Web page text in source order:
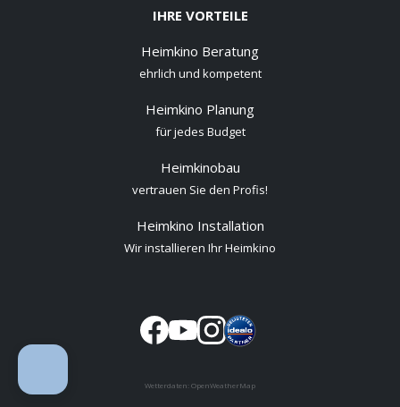
IHRE VORTEILE
Heimkino Beratung
ehrlich und kompetent
Heimkino Planung
für jedes Budget
Heimkinobau
vertrauen Sie den Profis!
Heimkino Installation
Wir installieren Ihr Heimkino
Wetterdaten: OpenWeatherMap